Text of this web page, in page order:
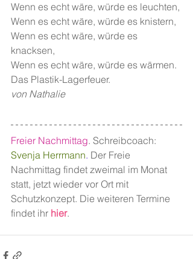
Wenn es echt wäre, würde es leuchten,
Wenn es echt wäre, würde es knistern,
Wenn es echt wäre, würde es
knacksen,
Wenn es echt wäre, würde es wärmen.
Das Plastik-Lagerfeuer.
von Nathalie
Freier Nachmittag. Schreibcoach:
Svenja Herrmann. Der Freie
Nachmittag findet zweimal im Monat
statt, jetzt wieder vor Ort mit
Schutzkonzept. Die weiteren Termine
findet ihr hier.